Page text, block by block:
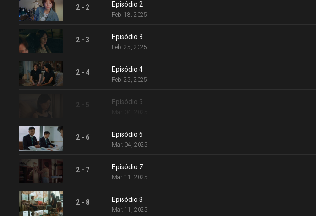
2 - 2 Episódio 2
Feb. 18, 2025
2 - 3 Episódio 3
Feb. 25, 2025
2 - 4 Episódio 4
Feb. 25, 2025
2 - 5 Episódio 5
2 - 6 Episódio 6
Mar. 04, 2025
2 - 7 Episódio 7
Mar. 11, 2025
2 - 8 Episódio 8
Mar. 11, 2025